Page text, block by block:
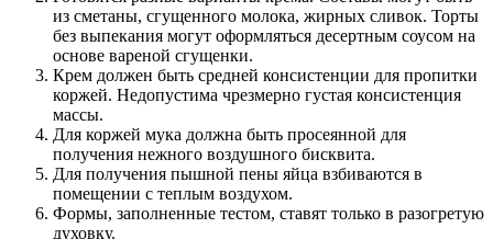
из сметаны, сгущенного молока, жирных сливок. Торты
без выпекания могут оформляться десертным соусом на
основе вареной сгущенки.
Крем должен быть средней консистенции для пропитки
коржей. Недопустима чрезмерно густая консистенция
массы.
Для коржей мука должна быть просеянной для
получения нежного воздушного бисквита.
Для получения пышной пены яйца взбиваются в
помещении с теплым воздухом.
Формы, заполненные тестом, ставят только в разогретую
духовку.